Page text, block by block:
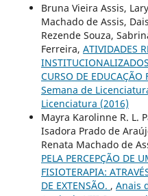
Bruna Vieira Assis,
Machado de Assis,
Rezende Souza,
Ferreira, ATIVIDADES
CURSO DE EDUCAÇÃO
Semana de
Licenciatura (2016)
Mayra Karolinne R. L.
Isadora Prado de
Renata Machado de
PELA PERCEPÇÃO DE
FISIOTERAPIA:
DE EXTENSÃO. , Anais